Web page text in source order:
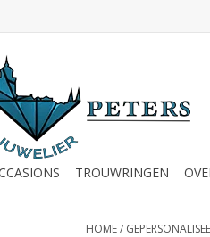
TROUWRINGEN
HOME/